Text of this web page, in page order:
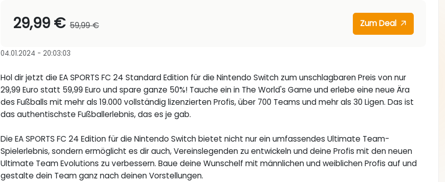
29,99 € 59,99 € Zum Deal
04.01.2024 - 20:03:03
Hol dir jetzt die EA SPORTS FC 24 Standard Edition für die Nintendo Switch zum unschlagbaren Preis von nur
29,99 Euro statt 59,99 Euro und spare ganze 50%! Tauche ein in The World's Game und erlebe eine neue Ära
des Fußballs mit mehr als 19.000 vollständig lizenzierten Profis, über 700 Teams und mehr als 30 Ligen. Das ist
das authentischste Fußballerlebnis, das es je gab.
Die EA SPORTS FC 24 Edition für die Nintendo Switch bietet nicht nur ein umfassendes Ultimate Team-
Spielerlebnis, sondern ermöglicht es dir auch, Vereinslegenden zu entwickeln und deine Profis mit den neuen
Ultimate Team Evolutions zu verbessern. Baue deine Wunschelf mit männlichen und weiblichen Profis auf und
gestalte dein Team ganz nach deinen Vorstellungen.